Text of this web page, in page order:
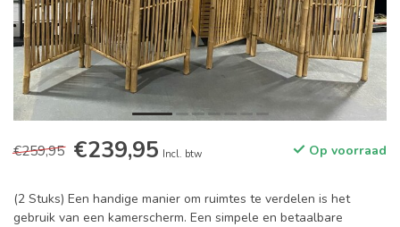
€259,95 €239,95 Incl. btw Op voorraad
(2 Stuks) Een handige manier om ruimtes te verdelen is het
gebruik van een kamerscherm. Een simpele en betaalbare